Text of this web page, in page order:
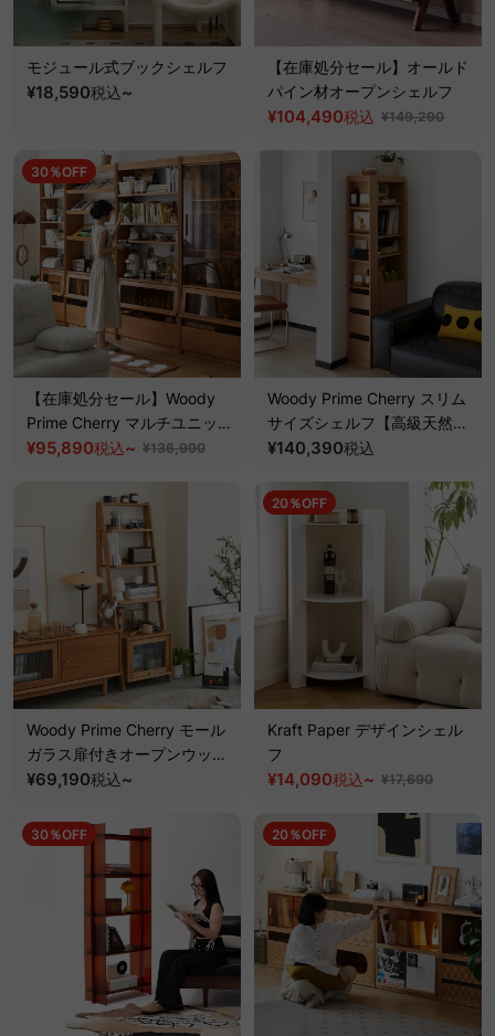
モジュール式ブックシェルフ
¥18,590税込~
【在庫処分セール】オールド
パイン材オープンシェルフ
¥104,490税込 ¥149,290
30％OFF
【在庫処分セール】Woody
Prime Cherry マルチユニッ
トシェルフ
¥95,890税込~ ¥136,990
Woody Prime Cherry スリム
サイズシェルフ【高級天然チ
ェリー材】
¥140,390税込
Woody Prime Cherry モール
ガラス扉付きオープンウッド
ラック【高級天然チェリー
¥69,190税込~
20％OFF
Kraft Paper デザインシェル
フ
¥14,090税込~ ¥17,690
30％OFF 20％OFF